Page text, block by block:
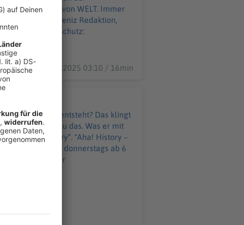
02.01.2025 03:10 / 16min
entsteht? Das klingt
Architekt genau das. Was er mit
"Aha! History –
montags und donnerstags ab 6
WELT-DIGITAL.html